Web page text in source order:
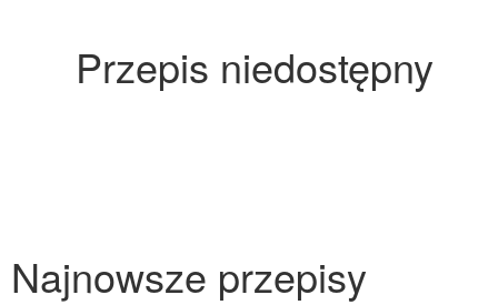
Przepis niedostępny
Najnowsze przepisy